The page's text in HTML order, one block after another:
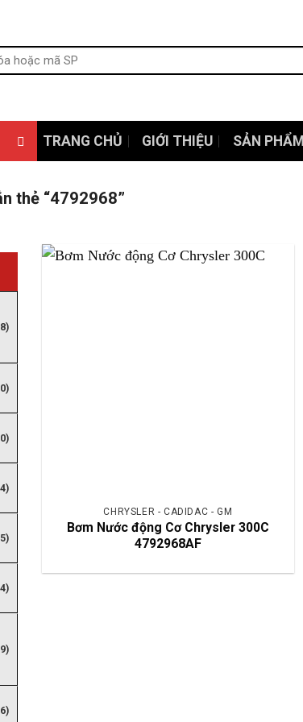
TRANG CHỦ GIỚI THIỆU SẢN PHẨM
thẻ “4792968”
CHRYSLER - CADIDAC - GM
Bơm Nước động Cơ Chrysler 300C
4792968AF